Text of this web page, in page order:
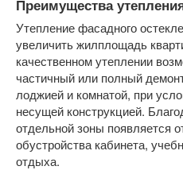
Преимущества
Утепление фасадного
увеличить жилплощадь
качественном утеплении
частичный или полный
лоджией и комнатой, при
несущей конструкцией.
отдельной зоны появляется
обустройства кабинета,
отдыха.